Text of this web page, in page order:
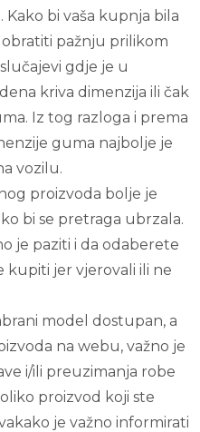
Kako bi vaša kupnja bila
pažnju prilikom
gdje je u
kriva dimenzija ili čak
Iz tog razloga i prema
guma najbolje je
vozilu.
proizvoda bolje je
bi se pretraga ubrzala.
je paziti i da odaberete
kupiti jer vjerovali ili ne
model dostupan, a
na webu, važno je
i/ili preuzimanja robe
proizvod koji ste
je važno informirati